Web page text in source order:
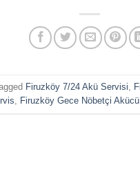
Firuzköy 7/24 Akü Servisi
Firuzköy Gece Nöbetçi Akücü,